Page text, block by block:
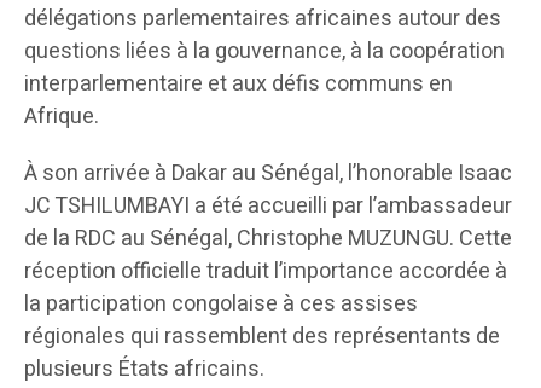
délégations parlementaires africaines autour des
questions liées à la gouvernance, à la coopération
interparlementaire et aux défis communs en
Afrique.
À son arrivée à Dakar au Sénégal, l’honorable Isaac
JC TSHILUMBAYI a été accueilli par l’ambassadeur
de la RDC au Sénégal, Christophe MUZUNGU. Cette
réception officielle traduit l’importance accordée à
la participation congolaise à ces assises
régionales qui rassemblent des représentants de
plusieurs États africains.